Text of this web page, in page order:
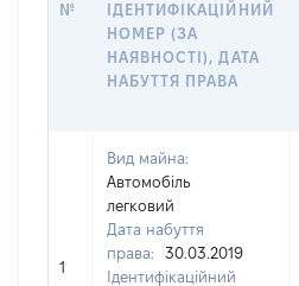
№
ІДЕНТИФІКАЦІЙНИЙ
НОМЕР (ЗА
НАЯВНОСТІ), ДАТА
НАБУТТЯ ПРАВА
1
Вид майна:
Автомобіль
легковий
Дата набуття
права:
30.03.2019
Ідентифікаційний